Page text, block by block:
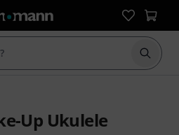
Up Ukulele